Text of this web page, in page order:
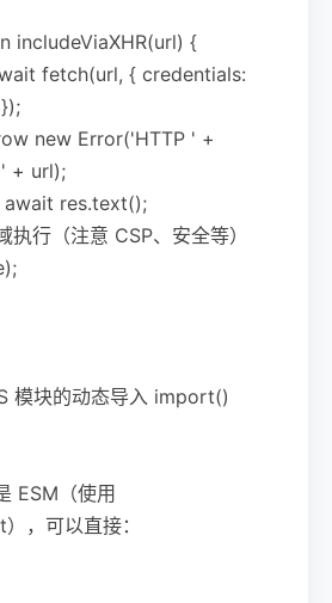
includeViaXHR(url) {
fetch(url, { credentials:
new Error('HTTP ' +
+ url);
res.text();
行（注意 CSP、安全等）
模块的动态导入 import()
ESM（使用
，可以直接：